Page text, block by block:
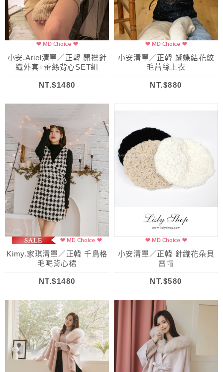
小安.Ariel清單／正韓 開襟針
織外套+蕾絲背心SET組
NT.$1480
小安清單／正韓 蝴蝶結花紋
毛蕾絲上衣
NT.$880
Kimy.家琪清單／正韓 千鳥格
毛呢背心裙
NT.$1480
小安清單／正韓 針織花朵貝
雷帽
NT.$580